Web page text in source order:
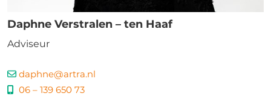
Daphne Verstralen – ten Haaf
Adviseur
daphne@artra.nl
06 – 139 650 73